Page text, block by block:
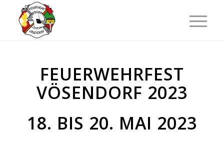
FEUERWEHRFEST
VÖSENDORF 2023
18. BIS 20. MAI 2023